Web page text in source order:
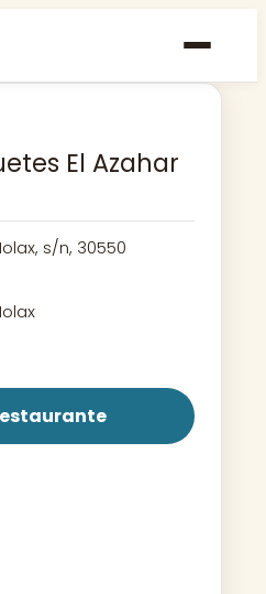
El Azahar
s/n, 30550